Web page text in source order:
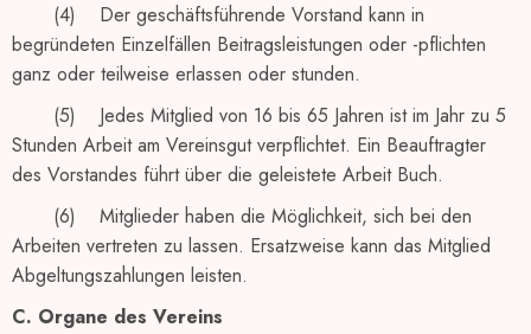
(4) Der geschäftsführende Vorstand kann in
begründeten Einzelfällen Beitragsleistungen oder -pflichten
ganz oder teilweise erlassen oder stunden.
(5) Jedes Mitglied von 16 bis 65 Jahren ist im Jahr zu 5
Stunden Arbeit am Vereinsgut verpflichtet. Ein Beauftragter
des Vorstandes führt über die geleistete Arbeit Buch.
(6) Mitglieder haben die Möglichkeit, sich bei den
Arbeiten vertreten zu lassen. Ersatzweise kann das Mitglied
Abgeltungszahlungen leisten.
C. Organe des Vereins